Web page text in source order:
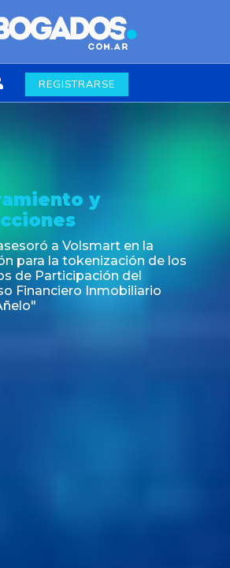
REGISTRARSE
y
a Volsmart en la
para la tokenización de los
de Participación del
Financiero Inmobiliario